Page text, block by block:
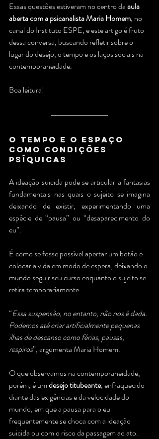
Essas questões estiveram no centro da aula
aberta com a psicanalista Maria Homem, no
canal do Instituto ESPE, e este artigo é fruto
dessa conversa, buscando refletir sobre o
lugar do desejo, o tempo e os laços sociais na
contemporaneidade.
Boa leitura!
O Tempo e o Espaço
como Condições
Psíquicas
A ideação suicida pode se articular a fantasias
fundamentais nas quais o sujeito se imagina
deixando de existir, experimentando uma
espécie de “pausa” ou “desaparecimento do
eu”.
É como se fosse possível apertar um botão e
colocar a vida em modo de espera, deixando o
mundo seguir seu curso enquanto o sujeito se
retira temporariamente.
“Essa suspensão, no entanto, não nos é dada.
Podemos até criar artificialmente pequenas
ilhas de descanso como férias, pausas,
respiros”, argumenta Maria Homem.
O que observamos na contemporaneidade,
porém, é um desejo titubeante, enfraquecido
diante das exigências e da velocidade do
mundo, em que a pausa para o eu
frequentemente se choca com a ideação
suicida ou com o risco da passagem ao ato.